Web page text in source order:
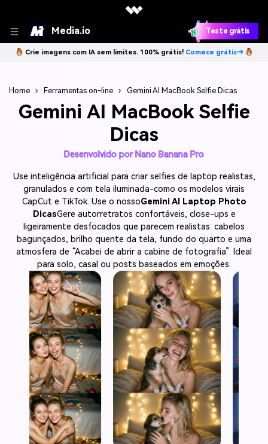
Media.io Teste grátis
Crie imagens com IA sem limites. 100% grátis! Comece grátis→
Home › Ferramentas on-line › Gemini AI MacBook Selfie Dicas
Gemini AI MacBook Selfie
Dicas
Desenvolvido por Nano Banana Pro
Use inteligência artificial para criar selfies de laptop realistas,
granulados e com tela iluminada-como os modelos virais
CapCut e TikTok. Use o nossoGemini AI Laptop Photo
DicasGere autorretratos confortáveis, close-ups e
ligeiramente desfocados que parecem realistas: cabelos
bagunçados, brilho quente da tela, fundo do quarto e uma
atmosfera de “Acabei de abrir a cabine de fotografia”. Ideal
para solo, casal ou posts baseados em emoções.